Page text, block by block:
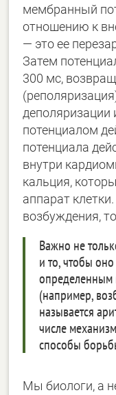
мембранный
отношению к
— это ее
Затем
300 мс,
деполяризации
потенциалом
потенциала
внутри
кальция,
аппарат
возбуждения,
Важно не
и то, чтобы
определенным
(например,
называется
числе
способы
Мы биологи, а